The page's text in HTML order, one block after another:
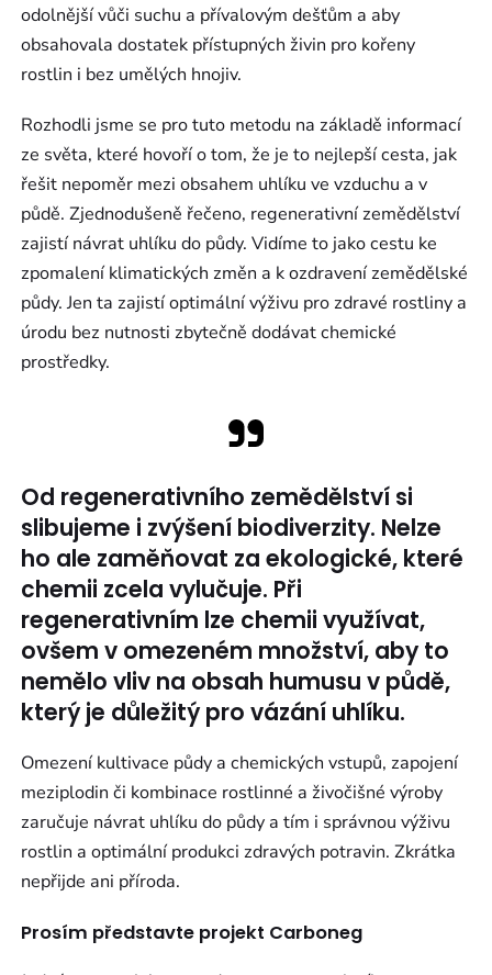
odolnější vůči suchu a přívalovým dešťům a aby
obsahovala dostatek přístupných živin pro kořeny
rostlin i bez umělých hnojiv.
Rozhodli jsme se pro tuto metodu na základě informací
ze světa, které hovoří o tom, že je to nejlepší cesta, jak
řešit nepoměr mezi obsahem uhlíku ve vzduchu a v
půdě. Zjednodušeně řečeno, regenerativní zemědělství
zajistí návrat uhlíku do půdy. Vidíme to jako cestu ke
zpomalení klimatických změn a k ozdravení zemědělské
půdy. Jen ta zajistí optimální výživu pro zdravé rostliny a
úrodu bez nutnosti zbytečně dodávat chemické
prostředky.
Od regenerativního zemědělství si
slibujeme i zvýšení biodiverzity. Nelze
ho ale zaměňovat za ekologické, které
chemii zcela vylučuje. Při
regenerativním lze chemii využívat,
ovšem v omezeném množství, aby to
nemělo vliv na obsah humusu v půdě,
který je důležitý pro vázání uhlíku.
Omezení kultivace půdy a chemických vstupů, zapojení
meziplodin či kombinace rostlinné a živočišné výroby
zaručuje návrat uhlíku do půdy a tím i správnou výživu
rostlin a optimální produkci zdravých potravin. Zkrátka
nepřijde ani příroda.
Prosím představte projekt Carboneg